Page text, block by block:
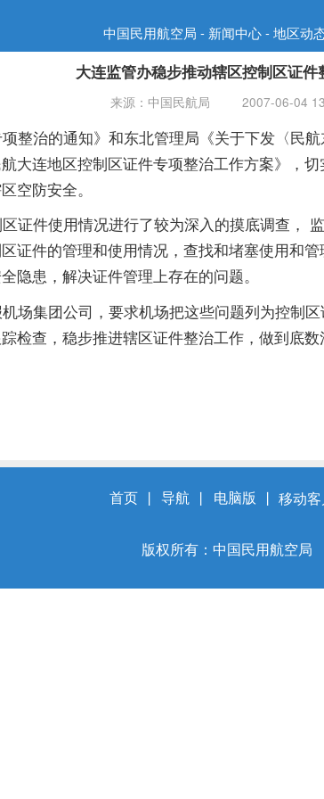
中国民用航空局 - 新闻中心 - 地区动
大连监管办稳步推动辖区控制区证件
来源：中国民航局 2007-06-04
治的通知》和东北管理局《关于下发〈民
大连地区控制区证件专项整治工作方案》，
空防安全。
件使用情况进行了较为深入的摸底调查，
证件的管理和使用情况，查找和堵塞使用和
隐患，解决证件管理上存在的问题。
集团公司，要求机场把这些问题列为控制
查，稳步推进辖区证件整治工作，做到底数
首页 丨 导航 丨 电脑版 丨 移动
版权所有：中国民用航空局